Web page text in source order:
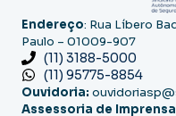
Endereço: Rua Líbero
Paulo – 01009-907
(11) 3188-5000
(11) 95775-8854
Ouvidoria:
Assessoria de